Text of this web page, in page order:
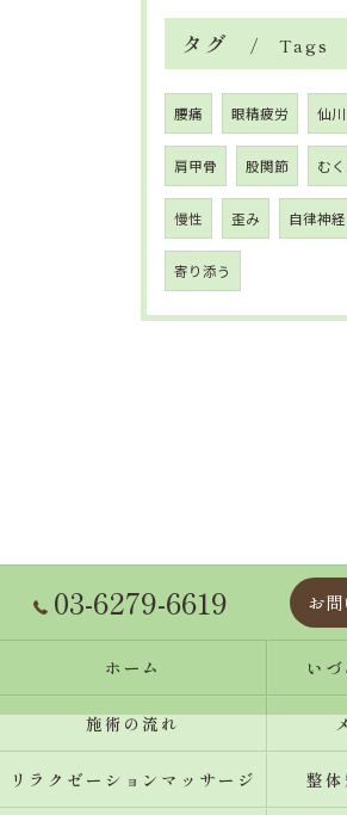
タグ Tags
腰痛 眼精疲労 仙川
肩甲骨 股関節 む
慢性 歪み 自律神経
寄り添う
03-6279-6619 お
ホーム い
施術の流れ
リラクゼーションマッサージ 整体